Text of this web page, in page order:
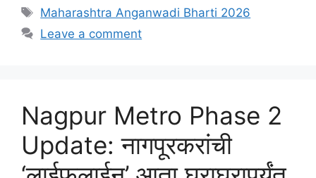
Tags
Maharashtra Anganwadi Bharti 2026
Leave a comment
Nagpur Metro Phase 2
Update: नागपूरकरांची